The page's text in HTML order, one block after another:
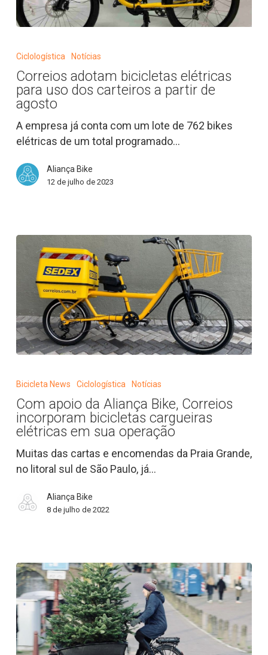
adotam
bicicletas
elétricas
para
uso
dos
carteiros
partir
de
Ciclologística Notícias
Correios adotam bicicletas elétricas
para uso dos carteiros a partir de
agosto
A empresa já conta com um lote de 762 bikes
elétricas de um total programado…
Aliança Bike
12 de julho de 2023
Aliança
Bike,
Correios
incorporam
bicicletas
elétricas
Bicicleta News Ciclologística Notícias
Com apoio da Aliança Bike, Correios
incorporam bicicletas cargueiras
elétricas em sua operação
Muitas das cartas e encomendas da Praia Grande,
no litoral sul de São Paulo, já…
Aliança Bike
8 de julho de 2022